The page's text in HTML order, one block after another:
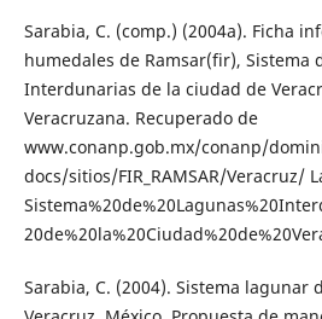
Sarabia, C. (comp.) (2004a). Ficha
humedales de Ramsar(fir), Sistema
Interdunarias de la ciudad de
Veracruzana. Recuperado de
www.conanp.gob.mx/conanp/
docs/sitios/FIR_RAMSAR/Veracruz/
Sarabia, C. (2004). Sistema lagunar